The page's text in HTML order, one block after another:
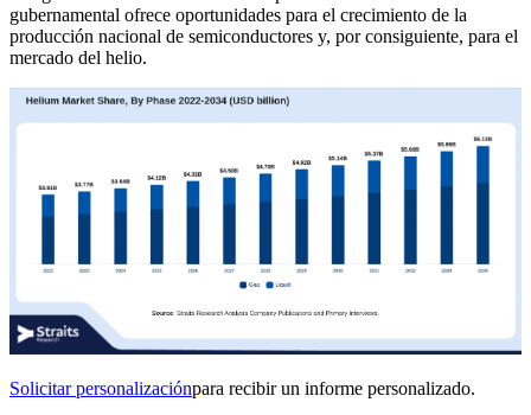
gubernamental ofrece oportunidades para el crecimiento de la
producción nacional de semiconductores y, por consiguiente, para el
mercado del helio.
Solicitar personalizaciónpara recibir un informe personalizado.